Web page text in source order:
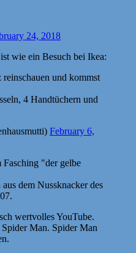
24, 2018
wie ein Besuch bei Ikea:
und kommst
4 Handtüchern und
February 6,
"der gelbe
dem Nussknacker des
wertvolles YouTube.
Man. Spider Man